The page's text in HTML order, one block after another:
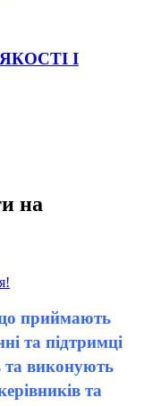
І
на
приймають
та підтримці
та виконують
та